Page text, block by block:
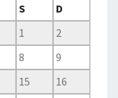
S
D
1
2
8
9
15
16